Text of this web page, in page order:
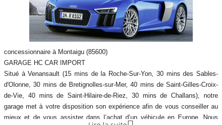
concessionnaire à Montaigu (85600)
GARAGE HC CAR IMPORT
Situé à Venansault (15 mins de la Roche-Sur-Yon, 30 mins des Sables-
d'Olonne, 30 mins de Bretignolles-sur-Mer, 40 mins de Saint-Gilles-Croix-
de-Vie, 40 mins de Saint-Hilaire-de-Riez, 30 mins de Challans), notre
garage met à votre disposition son expérience afin de vous conseiller au
mieux et de vous assister dans l’achat d’un véhicule en Europe. Nous